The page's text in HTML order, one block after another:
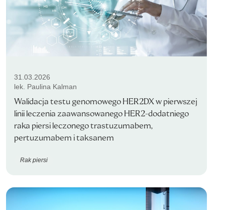
31.03.2026
lek. Paulina Kalman
Walidacja testu genomowego HER2DX w pierwszej
linii leczenia zaawansowanego HER2-dodatniego
raka piersi leczonego trastuzumabem,
pertuzumabem i taksanem
Rak piersi